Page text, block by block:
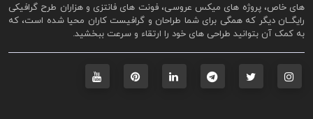
های خاص، پروژه های ميکس عروسی، فونت های فانتزی و هزاران طرح گرافیکی
رايگــان ديگر که همگی برای شما طراحان و گرافيست کاران محيا شده است، که
به کمک آن بتوانيد طراحی های خود را ارتقاء و سرعت ببخشيد.